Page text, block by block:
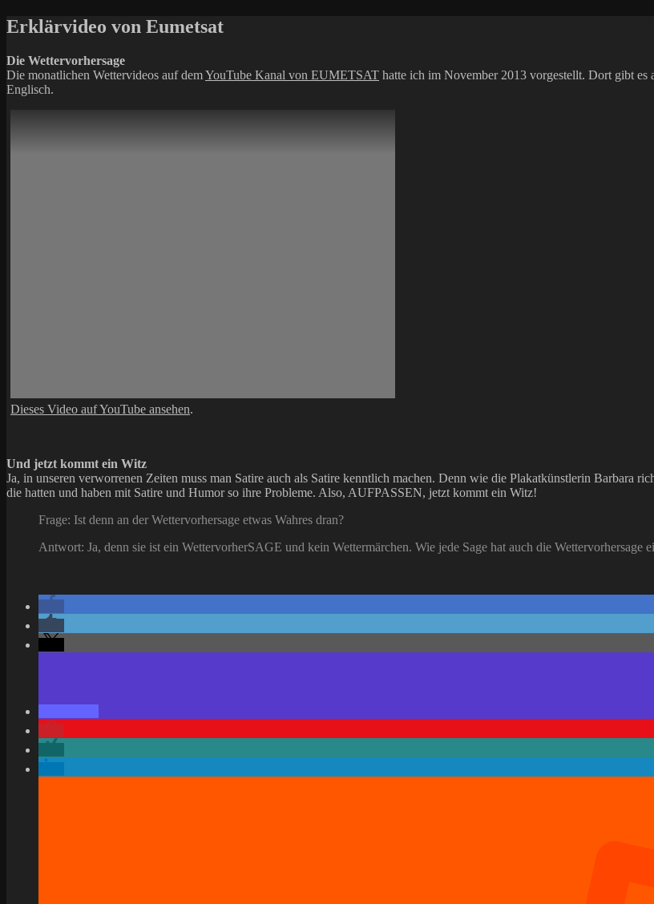
Erklärvideo von Eumetsat
Die Wettervorhersage
Die monatlichen Wettervideos auf demYouTube Kanal von EUMETSAT hatte ich im November 2013 vorgestellt. Dort gibt es
Englisch.
Dieses Video auf YouTube ansehen.
Und jetzt kommt ein Witz
Ja, in unseren verworrenen Zeiten muss man Satire auch als Satire kenntlich machen. Denn wie die Plakatkünstlerin Barbara
die hatten und haben mit Satire und Humor so ihre Probleme. Also, AUFPASSEN, jetzt kommt ein Witz!
Frage: Ist denn an der Wettervorhersage etwas Wahres dran?
Antwort: Ja, denn sie ist ein WettervorherSAGE und kein Wettermärchen. Wie jede Sage hat auch die